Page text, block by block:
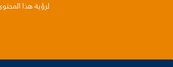
لرؤية هذا